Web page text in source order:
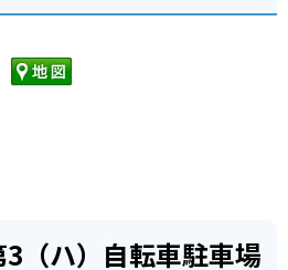
（ハ）自転車駐車場